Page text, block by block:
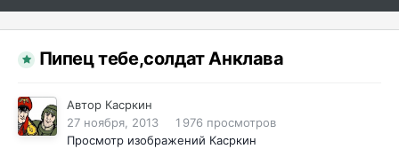
Пипец тебе,солдат Анклава
Автор Касркин
27 ноября, 2013
1 976 просмотров
Просмотр изображений Касркин